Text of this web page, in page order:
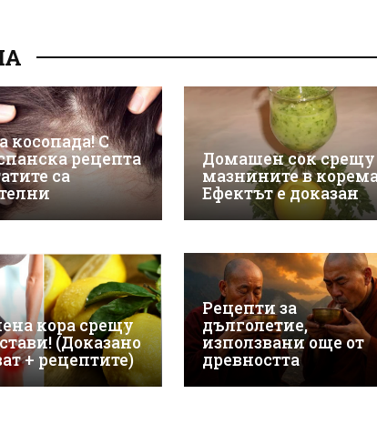
косопада! С
рецепта
са
Домашен сок срещу
мазнините в
Ефектът е доказан
кора срещу
(Доказано
+ рецептите)
Рецепти за
дълголетие,
използвани още от
древността